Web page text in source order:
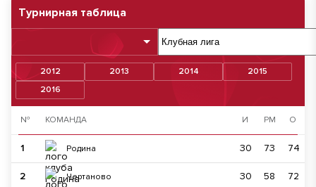
Турнирная таблица
2012 2013 2014
2015
2016
№ КОМАНДА И РМ О
1 Родина 30 73 74
2 Чертаново 30 58 72